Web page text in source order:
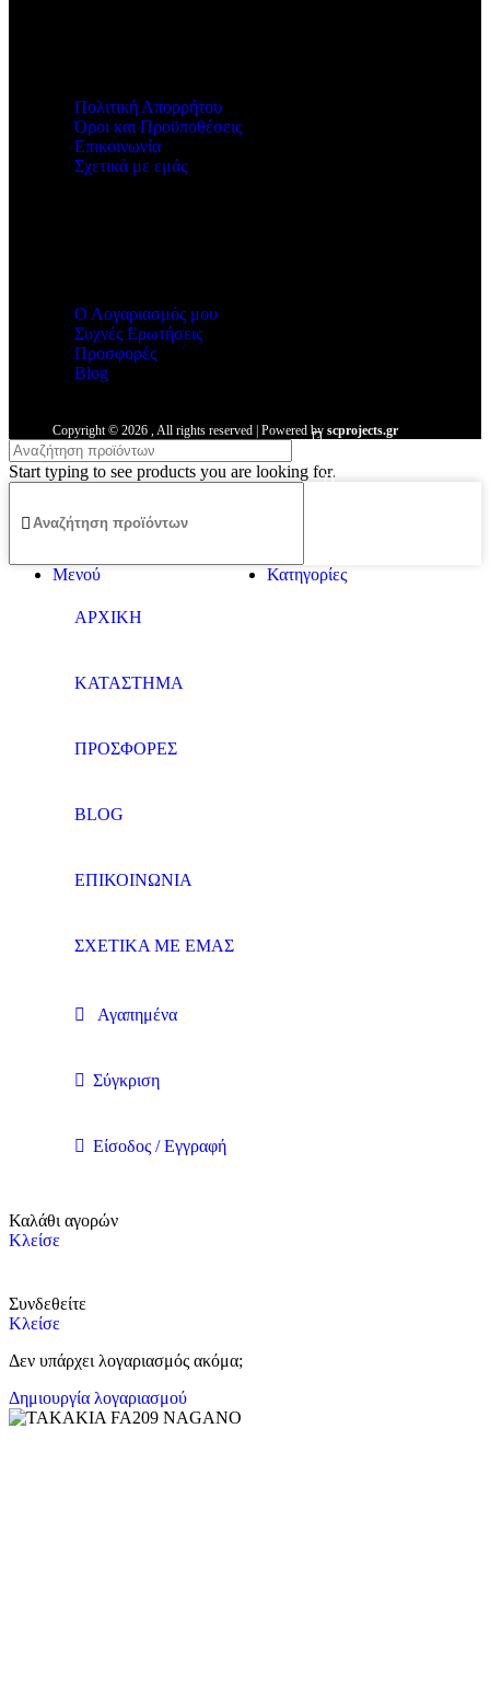
Πολιτική Απορρήτου
Όροι και Προϋποθέσεις
Επικοινωνία
Σχετικά με εμάς
Ο Λογαριασμός μου
Συχνές Ερωτήσεις
Προσφορές
Blog
Copyright © 2026 , All rights reserved | Powered by scprojects.gr
Start typing to see products you are looking for.
Μενού Κατηγορίες
ΑΡΧΙΚΗ
ΚΑΤΑΣΤΗΜΑ
ΠΡΟΣΦΟΡΕΣ
BLOG
ΕΠΙΚΟΙΝΩΝΙΑ
ΣΧΕΤΙΚΑ ΜΕ ΕΜΑΣ
Αγαπημένα
Σύγκριση
Είσοδος / Εγγραφή
Καλάθι αγορών
Κλείσε
Συνδεθείτε
Κλείσε
Δεν υπάρχει λογαριασμός ακόμα;
Δημιουργία λογαριασμού